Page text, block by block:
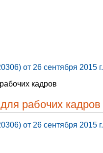
от 26 сентября 2015 г.
кадров
рабочих кадров
от 26 сентября 2015 г.